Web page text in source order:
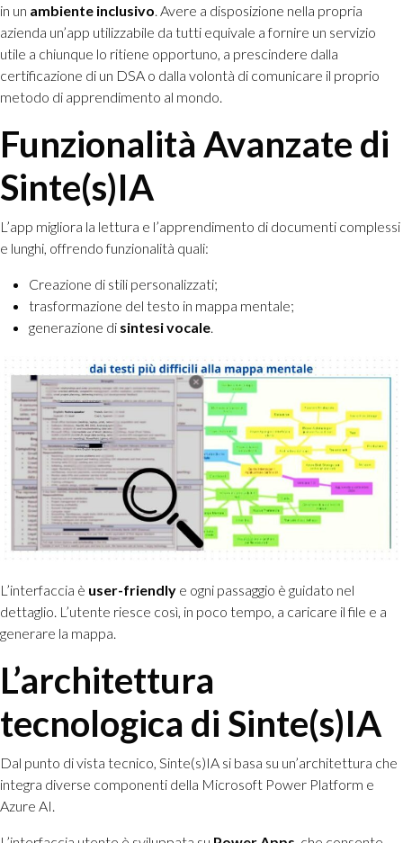
in un ambiente inclusivo . Avere a disposizione nella propria
azienda un’app utilizzabile da tutti equivale a fornire un servizio
utile a chiunque lo ritiene opportuno, a prescindere dalla
certificazione di un DSA o dalla volontà di comunicare il proprio
metodo di apprendimento al mondo.
Funzionalità Avanzate di
Sinte(s)IA
L’app migliora la lettura e l’apprendimento di documenti complessi
e lunghi, offrendo funzionalità quali:
Creazione di stili personalizzati;
trasformazione del testo in mappa mentale;
generazione di sintesi vocale
L’interfaccia è user-friendly e ogni passaggio è guidato nel
dettaglio. L’utente riesce così, in poco tempo, a caricare il file e a
generare la mappa.
L’architettura
tecnologica di Sinte(s)IA
Dal punto di vista tecnico, Sinte(s)IA si basa su un’architettura che
integra diverse componenti della Microsoft Power Platform e
Azure AI.